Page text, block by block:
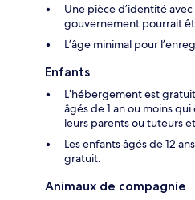
Une pièce d’identité
gouvernement pourrait
L’âge minimal pour
Enfants
L’hébergement est
âgés de 1 an ou moins
leurs parents ou tuteurs
Les enfants âgés de 12
gratuit.
Animaux de compagnie